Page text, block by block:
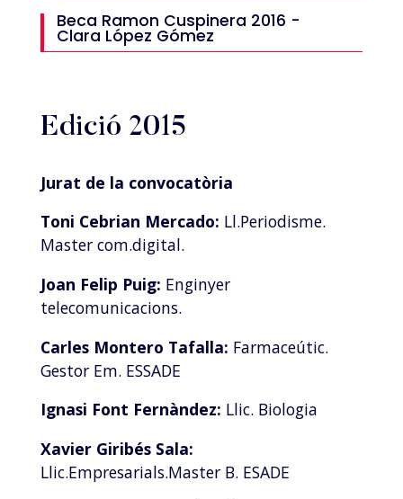
Beca Ramon Cuspinera 2016 -
Clara López Gómez
Edició 2015
Jurat de la convocatòria
Toni Cebrian Mercado: Ll.Periodisme.
Master com.digital.
Joan Felip Puig: Enginyer
telecomunicacions.
Carles Montero Tafalla: Farmaceútic.
Gestor Em. ESSADE
Ignasi Font Fernàndez: Llic. Biologia
Xavier Giribés Sala:
Llic.Empresarials.Master B. ESADE